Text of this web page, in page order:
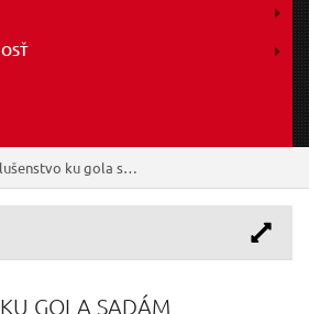
Príslušenstvo ku gola sadám
GOLA SADÁM